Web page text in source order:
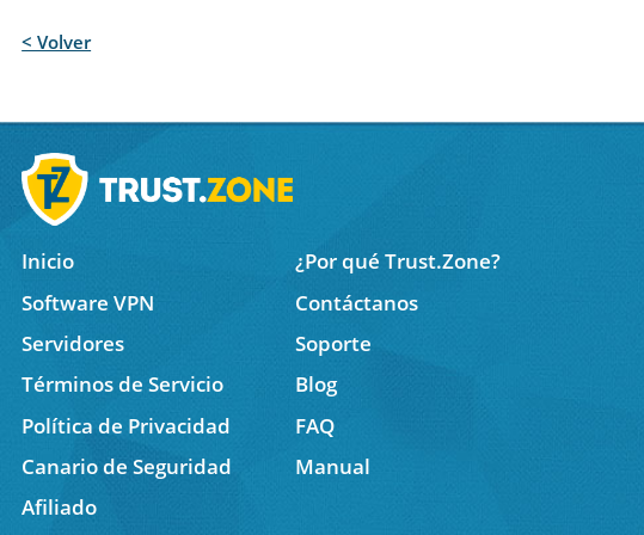
< Volver
Inicio
¿Por qué Trust.Zone?
Software VPN
Contáctanos
Servidores
Soporte
Términos de Servicio
Blog
Política de Privacidad
FAQ
Canario de Seguridad
Manual
Afiliado